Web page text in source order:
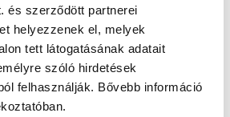
és szerződött partnerei
helyezzenek el, melyek
tett látogatásának adatait
szóló hirdetések
felhasználják. Bővebb információ